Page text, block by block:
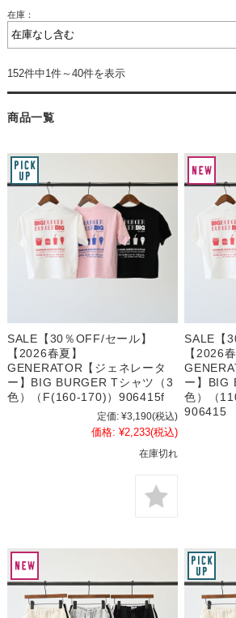
在庫：
152件中1件～40件を表示
商品一覧
SALE【30％OFF/セール】
【2026春夏】
GENERATOR【ジェネレータ
ー】BIG BURGER Tシャツ（3
色）（F(160-170)）906415f
定価: ¥3,190(税込)
価格: ¥2,233(税込)
在庫切れ
SALE【
【2026春
ー】BIG
色）（
906415